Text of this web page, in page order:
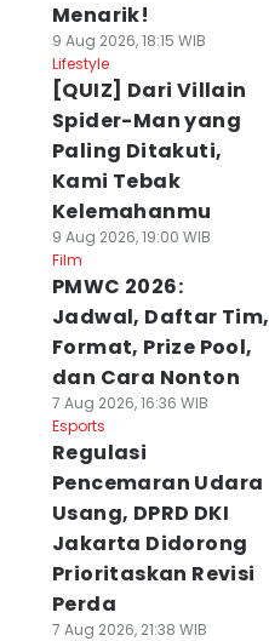
Menarik!
9 Aug 2026, 18:15 WIB
Lifestyle
[QUIZ] Dari Villain
Spider-Man yang
Paling Ditakuti,
Kami Tebak
Kelemahanmu
9 Aug 2026, 19:00 WIB
Film
PMWC 2026:
Jadwal, Daftar Tim,
Format, Prize Pool,
dan Cara Nonton
7 Aug 2026, 16:36 WIB
Esports
Regulasi
Pencemaran Udara
Usang, DPRD DKI
Jakarta Didorong
Prioritaskan Revisi
Perda
7 Aug 2026, 21:38 WIB